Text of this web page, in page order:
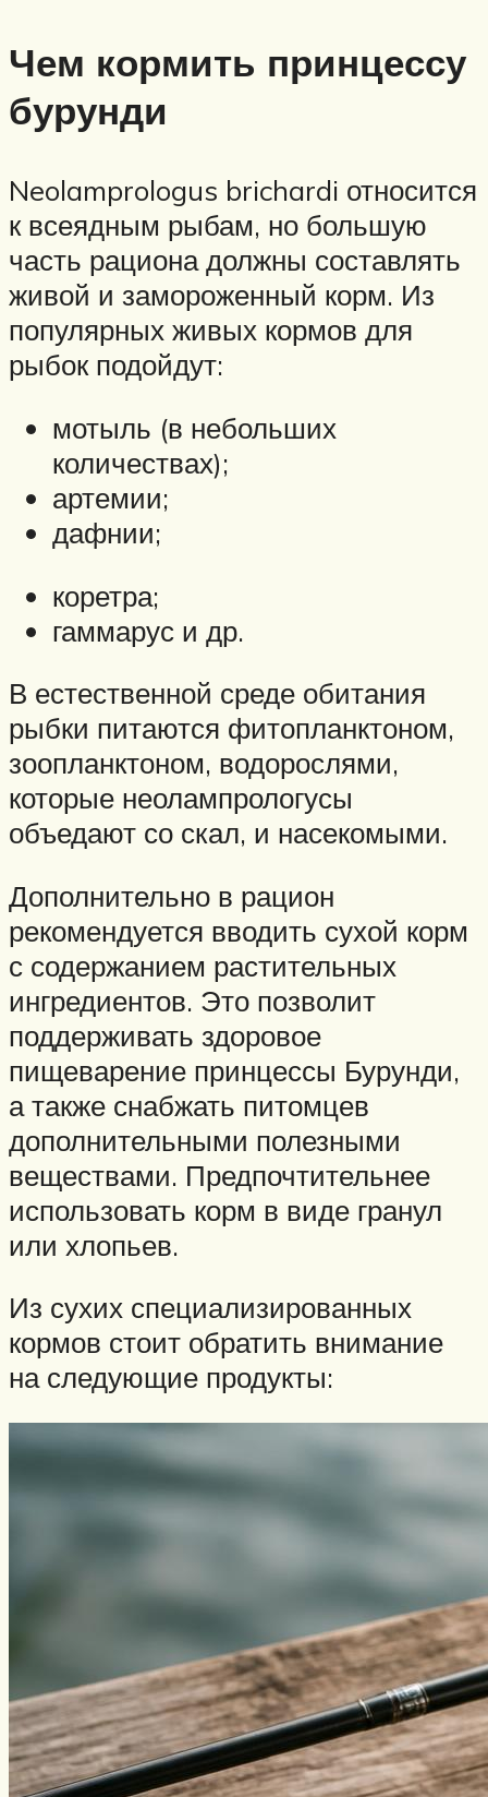
Чем кормить принцессу
бурунди
Neolamprologus brichardi относится
к всеядным рыбам, но большую
часть рациона должны составлять
живой и замороженный корм. Из
популярных живых кормов для
рыбок подойдут:
мотыль (в небольших
количествах);
артемии;
дафнии;
коретра;
гаммарус и др.
В естественной среде обитания
рыбки питаются фитопланктоном,
зоопланктоном, водорослями,
которые неолампрологусы
объедают со скал, и насекомыми.
Дополнительно в рацион
рекомендуется вводить сухой корм
с содержанием растительных
ингредиентов. Это позволит
поддерживать здоровое
пищеварение принцессы Бурунди,
а также снабжать питомцев
дополнительными полезными
веществами. Предпочтительнее
использовать корм в виде гранул
или хлопьев.
Из сухих специализированных
кормов стоит обратить внимание
на следующие продукты: